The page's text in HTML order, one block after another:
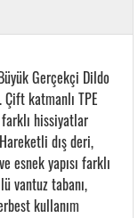
Gerçekçi Dildo
Çift katmanlı TPE
hissiyatlar
dış deri,
esnek yapısı farklı
vantuz tabanı,
kullanım